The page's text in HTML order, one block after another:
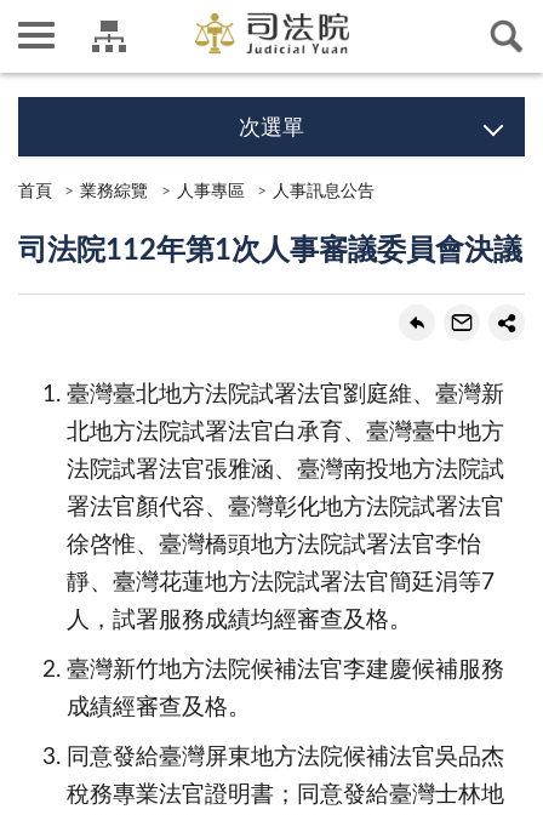
次選單
首頁 業務綜覽 人事專區 人事訊息公告
司法院112年第1次人事審議委員會決議
臺灣臺北地方法院試署法官劉庭維、臺灣新
北地方法院試署法官白承育、臺灣臺中地方
法院試署法官張雅涵、臺灣南投地方法院試
署法官顏代容、臺灣彰化地方法院試署法官
徐啓惟、臺灣橋頭地方法院試署法官李怡
靜、臺灣花蓮地方法院試署法官簡廷涓等7
人，試署服務成績均經審查及格。
臺灣新竹地方法院候補法官李建慶候補服務
成績經審查及格。
同意發給臺灣屏東地方法院候補法官吳品杰
稅務專業法官證明書；同意發給臺灣士林地